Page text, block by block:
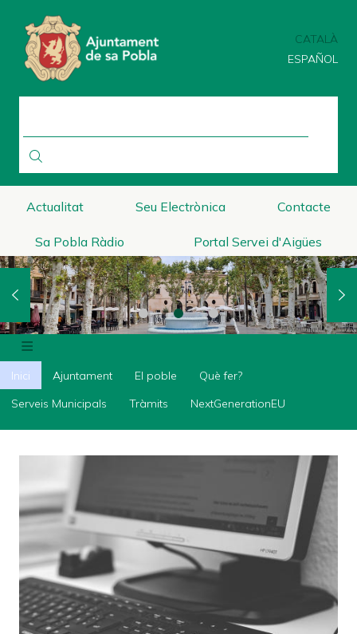
contingut
CATALÀ
ESPAÑOL
Actualitat Seu Electrònica Contacte
Sa Pobla Ràdio Portal Servei d'Aigües
Inici
Ajuntament
El
Serveis
Municipals
Tràmits
NextGenerationEU
Inici Ajuntament El poble
Què fer?
Serveis Municipals
Tràmits NextGenerationEU